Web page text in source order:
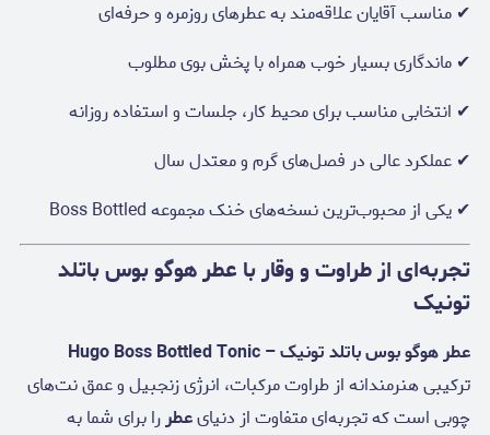
✔ مناسب آقایان علاقه‌مند به عطرهای روزمره و حرفه‌ای
✔ ماندگاری بسیار خوب همراه با پخش بوی مطلوب
✔ انتخابی مناسب برای محیط کار، جلسات و استفاده روزانه
✔ عملکرد عالی در فصل‌های گرم و معتدل سال
✔ یکی از محبوب‌ترین نسخه‌های خنک مجموعه Boss Bottled
تجربه‌ای از طراوت و وقار با عطر هوگو بوس باتلد
تونیک
عطر هوگو بوس باتلد تونیک – Hugo Boss Bottled Tonic
ترکیبی هنرمندانه از طراوت مرکبات، انرژی زنجبیل و عمق نت‌های
چوبی است که تجربه‌ای متفاوت از دنیایعطررا برای شما به